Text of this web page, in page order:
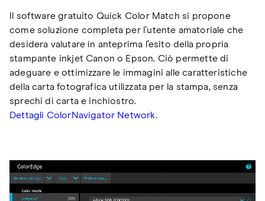
Il software gratuito Quick Color Match si propone
come soluzione completa per l’utente amatoriale che
desidera valutare in anteprima l’esito della propria
stampante inkjet Canon o Epson. Ciò permette di
adeguare e ottimizzare le immagini alle caratteristiche
della carta fotografica utilizzata per la stampa, senza
sprechi di carta e inchiostro.
Dettagli ColorNavigator Network.